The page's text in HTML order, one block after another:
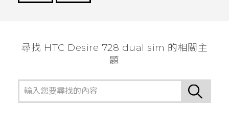
尋找 HTC Desire 728 dual sim 的相關主
題